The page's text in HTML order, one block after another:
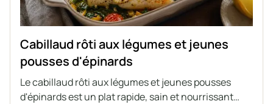
Cabillaud rôti aux légumes et jeunes
pousses d'épinards
Le cabillaud rôti aux légumes et jeunes pousses
d'épinards est un plat rapide, sain et nourrissant